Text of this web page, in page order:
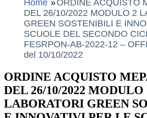
Home
ORDINE ACQUISTO
DEL 26/10/2022 MODULO 2
GREEN SOSTENIBILI E
SCUOLE DEL SECONDO
FESRPON-AB-2022-12 –
del 10/10/2022
ORDINE ACQUISTO
DEL 26/10/2022 MODULO
LABORATORI GREEN